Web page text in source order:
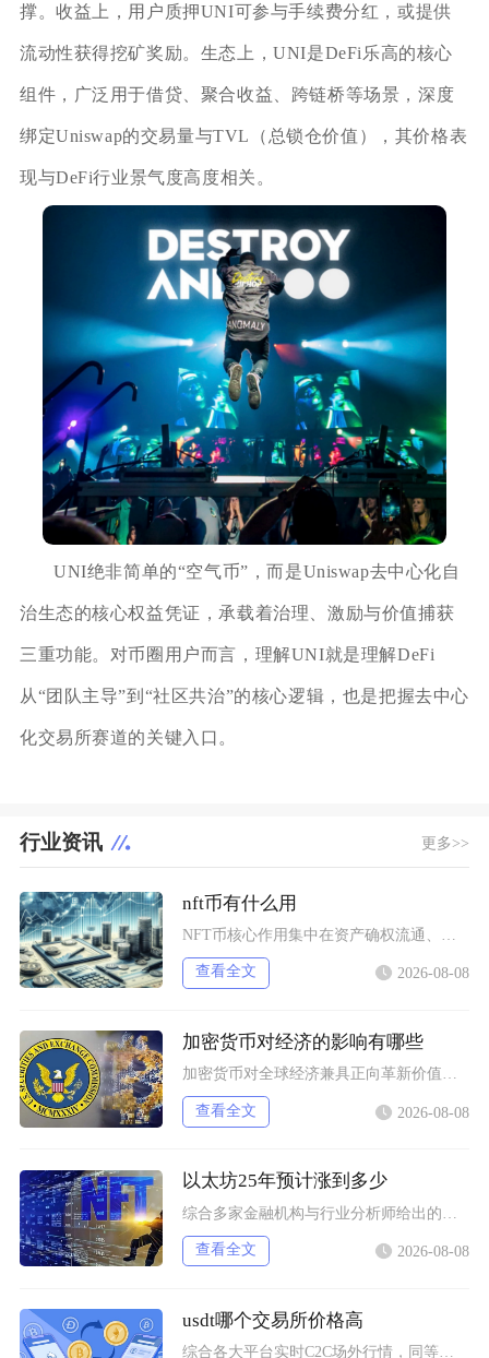
撑。收益上，用户质押UNI可参与手续费分红，或提供
流动性获得挖矿奖励。生态上，UNI是DeFi乐高的核心
组件，广泛用于借贷、聚合收益、跨链桥等场景，深度
绑定Uniswap的交易量与TVL（总锁仓价值），其价格表
现与DeFi行业景气度高度相关。
UNI绝非简单的“空气币”，而是Uniswap去中心化自
治生态的核心权益凭证，承载着治理、激励与价值捕获
三重功能。对币圈用户而言，理解UNI就是理解DeFi
从“团队主导”到“社区共治”的核心逻辑，也是把握去中心
化交易所赛道的关键入口。
行业资讯 更多>>
nft币有什么用
查看全文 2026-08-08
加密货币对经济的影响有哪些
加密货币对全球经济兼具正向革新价值与系统性风险，会从跨境支付体系、居民资产配置、各国货币政
查看全文 2026-08-08
以太坊25年预计涨到多少
查看全文 2026-08-08
usdt哪个交易所价格高